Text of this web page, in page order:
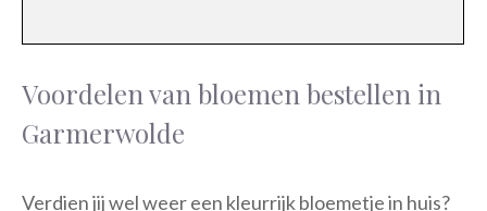
Voordelen van bloemen bestellen in
Garmerwolde
Verdien jij wel weer een kleurrijk bloemetje in huis?